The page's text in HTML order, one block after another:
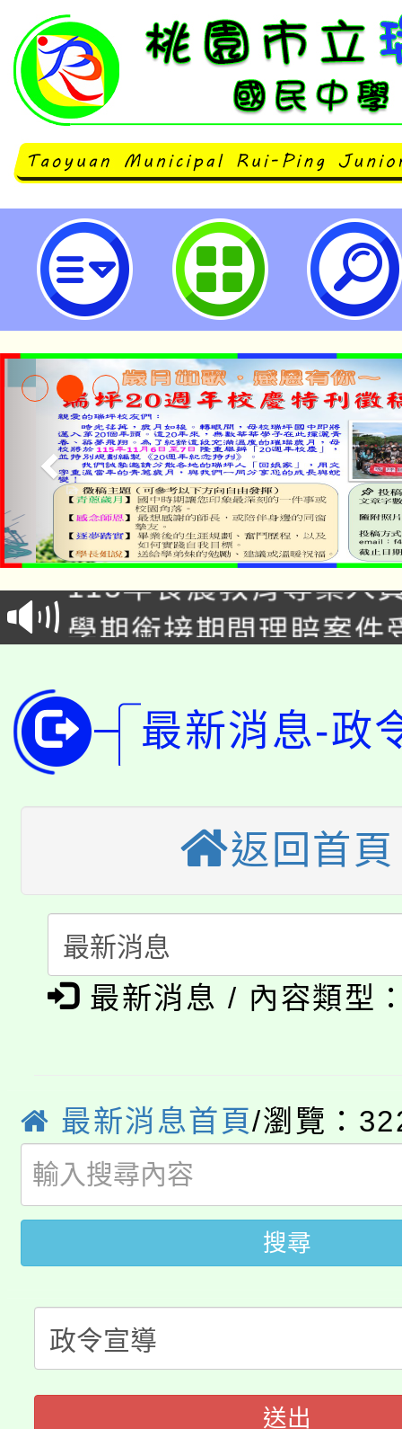
轉知衛生福利部辦理第11屆紫絲帶
相關文件一案，徵件日期自即日起
日止，請查照。-桃園市立瑞坪國民
淨零綠生活教案入校路
115年食農教育專業人
程
學期銜接期間理賠案件
版
公告本校115學年度第
代理(課)教師甄選結果(
「2026金融保險知識
車」活動
桃園市115學年度學生
生本土語及新住民語歌
公告本校115學年度第
代理(課)教師甄選結果(
公告本校115學年度第
代理(課)教師甄選結果(
轉知中國文化大學推廣
《TA101》溝通分析基
系所師生報名參加。
淨零綠生活教案入校路
學籍身 分審查程序及
版
淨零綠領人才培育課程
公告本校115學年度第
代理(課)教師甄選結果(
「2026金融保險知識
桃園市115學年度學生
生本土語及新住民語歌
代理(課)教師甄選結果(
公告本校115學年度第
代理(課)教師甄選結果(
最新消息-政
返回首頁
最新消息 / 內容類型
最新消息首頁/瀏覽：
搜尋
送出